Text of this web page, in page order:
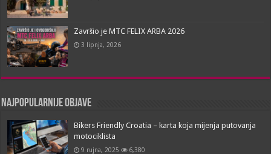
Završio je MTC FELIX ARBA 2026
3 lipnja, 2026
Najpopularnije objave
Bikers Friendly Croatia – karta koja mijenja putovanja
motociklista
9 rujna, 2025 6,380